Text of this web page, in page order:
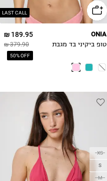
LAST CALL
189.95 ₪
379.90 ₪
50% OFF
ONIA
טופ ביקיני בד מגבת
XS
S
M